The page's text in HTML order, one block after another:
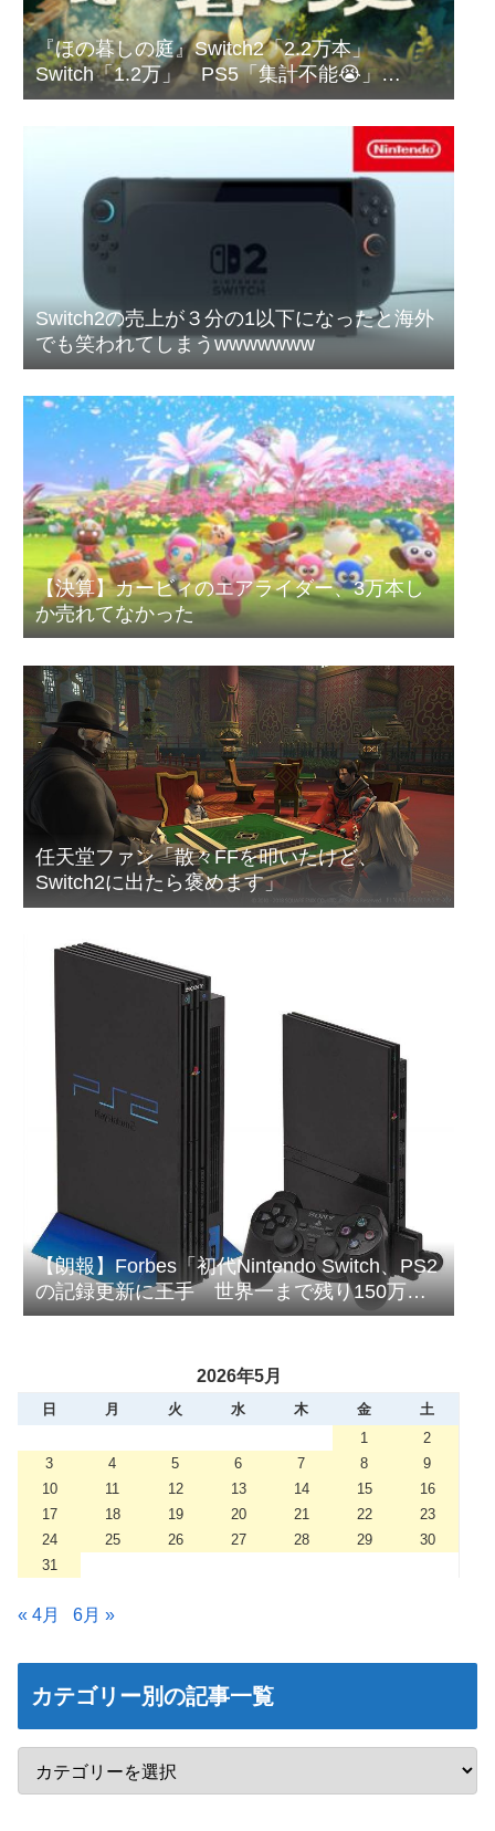
『ほの暮しの庭』Switch2「2.2万本」
Switch「1.2万」 PS5「集計不能😭」
←？？？
Switch2の売上が３分の1以下になったと海外
でも笑われてしまうwwwwwww
【決算】カービィのエアライダー、3万本し
か売れてなかった
任天堂ファン「散々FFを叩いたけど、
Switch2に出たら褒めます」
【朗報】Forbes「初代Nintendo Switch、PS2
の記録更新に王手 世界一まで残り150万
台」
2026年5月
日 月 火 水 木 金
土
1
2
3
4 5 6 7 8
9
10
11 12 13 14 15
16
17
18 19 20 21 22
23
24
25 26 27 28 29
30
31
« 4月 6月 »
カテゴリー別の記事一覧